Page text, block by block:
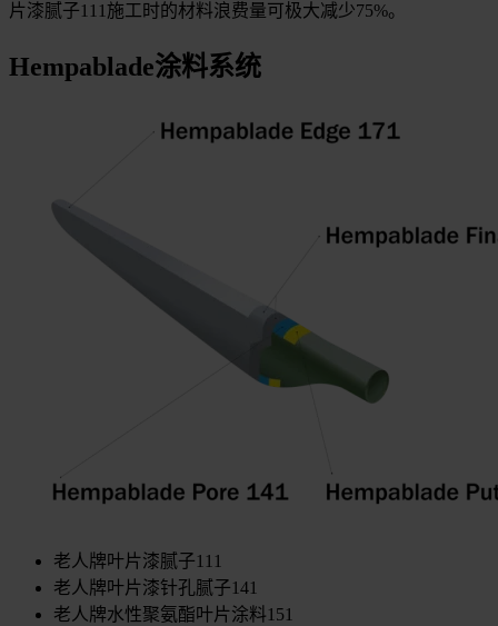
片漆腻子111施工时的材料浪费量可极大减少75%。
Hempablade涂料系统
老人牌叶片漆腻子111
老人牌叶片漆针孔腻子141
老人牌水性聚氨酯叶片涂料151